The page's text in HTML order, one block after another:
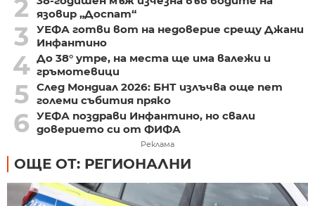
2
язовир „Доспат“
3
УЕФА готви вот на недоверие срещу Джани
Инфантино
4 До 38° утре, на места ще има валежи и
гръмотевици
5 След Мондиал 2026: БНТ излъчва още пет
големи събития пряко
6 УЕФА поздрави Инфантино, но свали
доверието си от ФИФА
Реклама
ОЩЕ ОТ: РЕГИОНАЛНИ